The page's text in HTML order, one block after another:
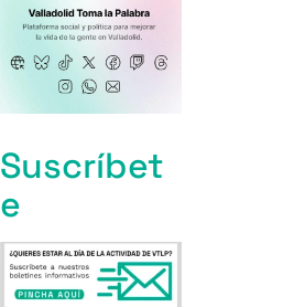
Suscríbet
e